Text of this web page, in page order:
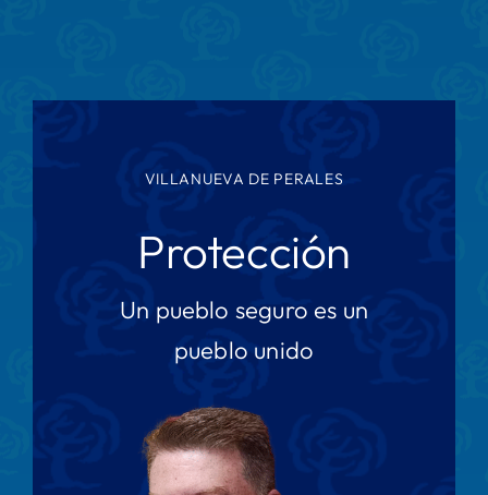
VILLANUEVA DE PERALES
Protección
Un pueblo seguro es un
pueblo unido